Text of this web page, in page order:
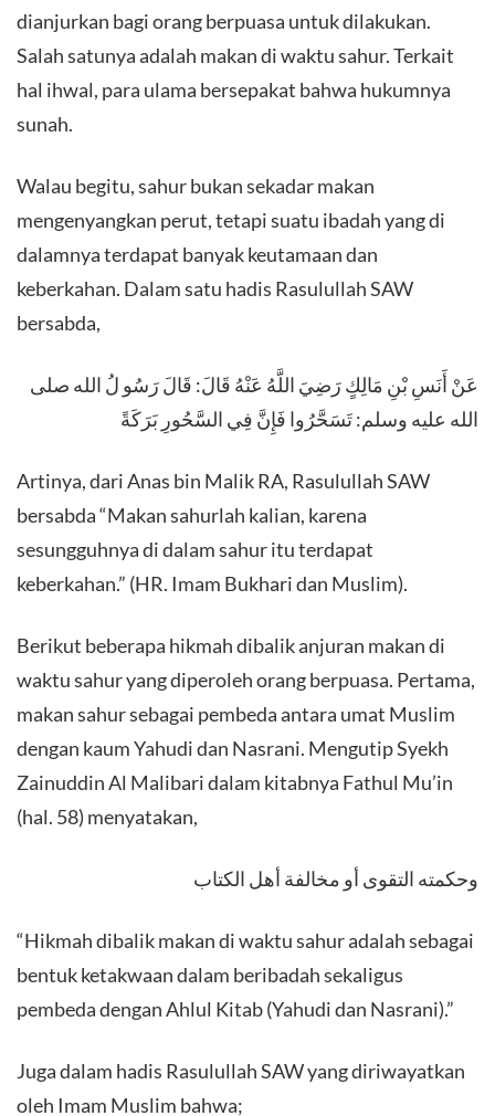
dianjurkan bagi orang berpuasa untuk dilakukan.
Salah satunya adalah makan di waktu sahur. Terkait
hal ihwal, para ulama bersepakat bahwa hukumnya
sunah.
Walau begitu, sahur bukan sekadar makan
mengenyangkan perut, tetapi suatu ibadah yang di
dalamnya terdapat banyak keutamaan dan
keberkahan. Dalam satu hadis Rasulullah SAW
bersabda,
عَنْ أَنَسِ بْنِ مَالِكٍ رَضِيَ اللَّهُ عَنْهُ قَالَ: قَالَ رَسُو لُ الله صلى
الله عليه وسلم: تَسَحَّرُوا فَإِنَّ فِي السَّحُورِ بَرَكَةً
Artinya, dari Anas bin Malik RA, Rasulullah SAW
bersabda “Makan sahurlah kalian, karena
sesungguhnya di dalam sahur itu terdapat
keberkahan.” (HR. Imam Bukhari dan Muslim).
Berikut beberapa hikmah dibalik anjuran makan di
waktu sahur yang diperoleh orang berpuasa. Pertama,
makan sahur sebagai pembeda antara umat Muslim
dengan kaum Yahudi dan Nasrani. Mengutip Syekh
Zainuddin Al Malibari dalam kitabnya Fathul Mu’in
(hal. 58) menyatakan,
وحكمته التقوى أو مخالفة أهل الكتاب
“Hikmah dibalik makan di waktu sahur adalah sebagai
bentuk ketakwaan dalam beribadah sekaligus
pembeda dengan Ahlul Kitab (Yahudi dan Nasrani).”
Juga dalam hadis Rasulullah SAW yang diriwayatkan
oleh Imam Muslim bahwa;